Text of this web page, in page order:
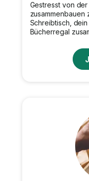
Gestresst von
zusammenbauen
Schreibtisch,
Bücherregal